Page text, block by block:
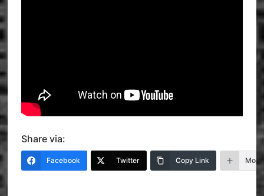
Share via:
Facebook Twitter Copy Link More